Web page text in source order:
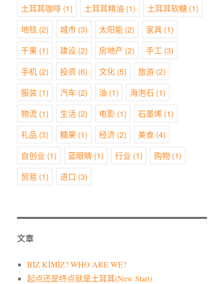
土耳其咖啡 (1) 土耳其精油 (1) 土耳其软糖 (1)
地毯 (2) 城市 (3) 太阳能 (2) 家具 (1)
干果 (1) 建设 (2) 房地产 (2) 手工 (3)
手机 (2) 投资 (6) 文化 (5) 旅游 (2)
服装 (1) 汽车 (2) 油 (1) 海泡石 (1)
物流 (1) 生活 (2) 电影 (1) 石墨烯 (1)
礼品 (3) 糖果 (1) 经济 (2) 美食 (4)
自创业 (1) 蓝眼睛 (1) 行业 (1) 购物 (1)
贸易 (1) 进口 (3)
文章
BİZ KİMİZ? WHO ARE WE?
起点还是终点就是土耳其(New Start)